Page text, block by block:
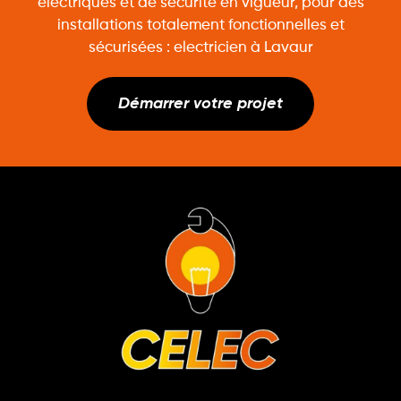
électriques et de sécurité en vigueur, pour des
installations totalement fonctionnelles et
sécurisées : electricien à Lavaur
Démarrer votre projet